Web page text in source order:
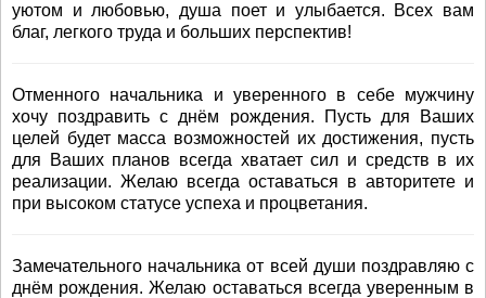
уютом и любовью, душа поет и улыбается. Всех вам
благ, легкого труда и больших перспектив!
Отменного начальника и уверенного в себе мужчину
хочу поздравить с днём рождения. Пусть для Ваших
целей будет масса возможностей их достижения, пусть
для Ваших планов всегда хватает сил и средств в их
реализации. Желаю всегда оставаться в авторитете и
при высоком статусе успеха и процветания.
Замечательного начальника от всей души поздравляю с
днём рождения. Желаю оставаться всегда уверенным в